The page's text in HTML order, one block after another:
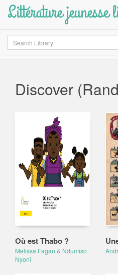
Littérature jeunesse
Search
Discover
Où est Thabo ?
Melissa Fagan & Ndumiso
Nyoni